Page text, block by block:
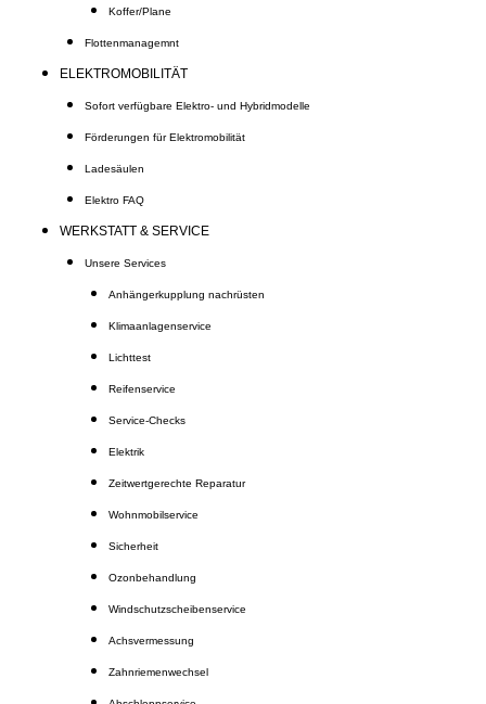
Koffer/Plane
Flottenmanagemnt
ELEKTROMOBILITÄT
Sofort verfügbare Elektro- und Hybridmodelle
Förderungen für Elektromobilität
Ladesäulen
Elektro FAQ
WERKSTATT & SERVICE
Unsere Services
Anhängerkupplung nachrüsten
Klimaanlagenservice
Lichttest
Reifenservice
Service-Checks
Elektrik
Zeitwertgerechte Reparatur
Wohnmobilservice
Sicherheit
Ozonbehandlung
Windschutzscheibenservice
Achsvermessung
Zahnriemenwechsel